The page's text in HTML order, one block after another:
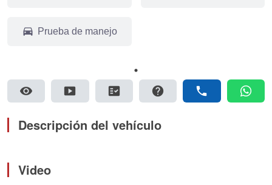
drive_eta Prueba de manejo
visibility smart_display fact_check help phone whatsapp
Descripción del vehículo
Video